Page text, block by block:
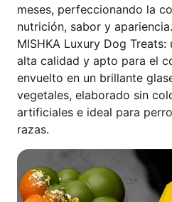
meses, perfeccionando la
nutrición, sabor y
MISHKA Luxury Dog
alta calidad y apto para el
envuelto en un brillante
vegetales, elaborado sin
artificiales e ideal para
razas.